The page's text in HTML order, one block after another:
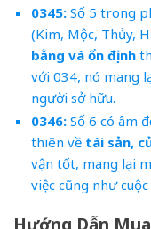
0345:Số 5 trong
(Kim, Mộc, Thủy,
bằng và ổn định
với 034, nó mang
người sở hữu.
0346:Số 6 có âm
thiên về tài sản,
vận tốt, mang lại
việc cũng như